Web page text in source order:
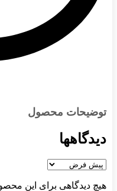
توضیحات محصول
دیدگاهها
هیچ دیدگاهی برای این